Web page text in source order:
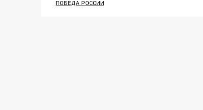
ПОБЕДА РОССИИ